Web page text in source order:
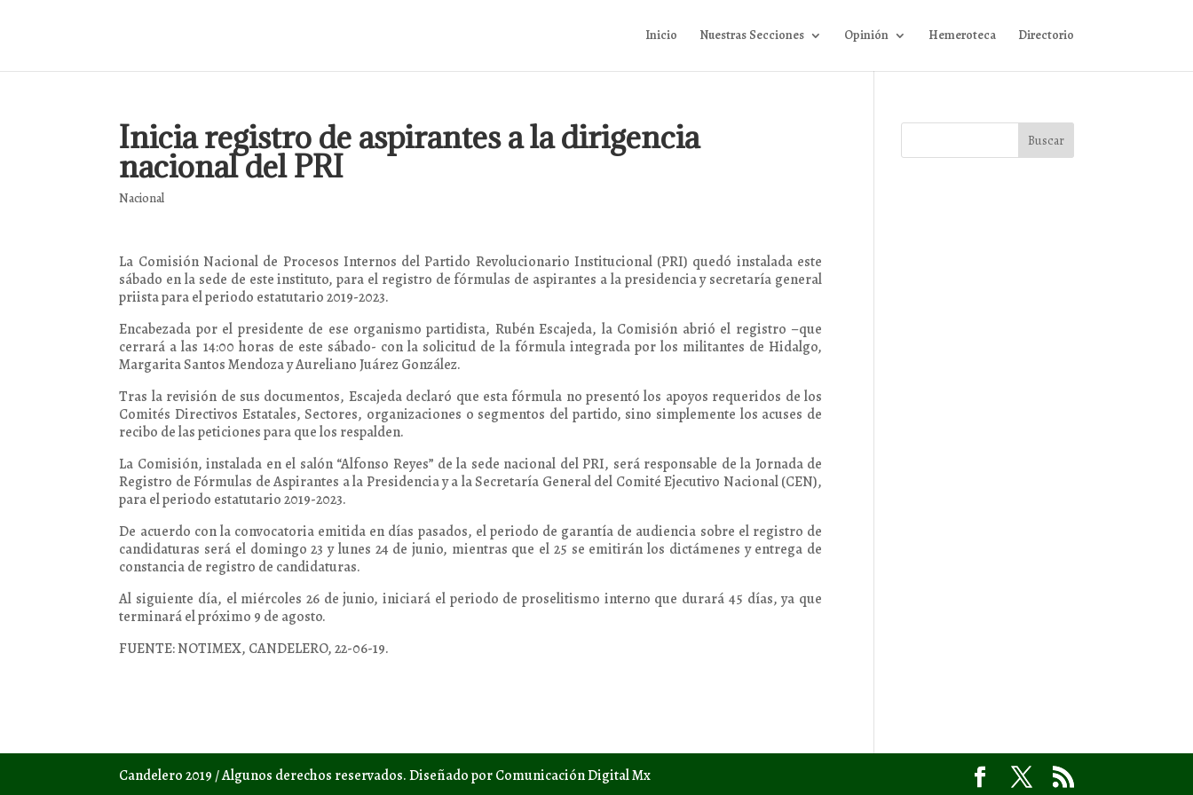
Inicio Nuestras Secciones Opinión Hemeroteca Directorio
Inicia registro de aspirantes a la dirigencia
nacional del PRI
Nacional
La Comisión Nacional de Procesos Internos del Partido Revolucionario Institucional (PRI) quedó instalada este
sábado en la sede de este instituto, para el registro de fórmulas de aspirantes a la presidencia y secretaría general
priista para el periodo estatutario 2019-2023.
Encabezada por el presidente de ese organismo partidista, Rubén Escajeda, la Comisión abrió el registro –que
cerrará a las 14:00 horas de este sábado- con la solicitud de la fórmula integrada por los militantes de Hidalgo,
Margarita Santos Mendoza y Aureliano Juárez González.
Tras la revisión de sus documentos, Escajeda declaró que esta fórmula no presentó los apoyos requeridos de los
Comités Directivos Estatales, Sectores, organizaciones o segmentos del partido, sino simplemente los acuses de
recibo de las peticiones para que los respalden.
La Comisión, instalada en el salón “Alfonso Reyes” de la sede nacional del PRI, será responsable de la Jornada de
Registro de Fórmulas de Aspirantes a la Presidencia y a la Secretaría General del Comité Ejecutivo Nacional (CEN),
para el periodo estatutario 2019-2023.
De acuerdo con la convocatoria emitida en días pasados, el periodo de garantía de audiencia sobre el registro de
candidaturas será el domingo 23 y lunes 24 de junio, mientras que el 25 se emitirán los dictámenes y entrega de
constancia de registro de candidaturas.
Al siguiente día, el miércoles 26 de junio, iniciará el periodo de proselitismo interno que durará 45 días, ya que
terminará el próximo 9 de agosto.
FUENTE: NOTIMEX, CANDELERO, 22-06-19.
Candelero 2019 / Algunos derechos reservados. Diseñado por Comunicación Digital Mx